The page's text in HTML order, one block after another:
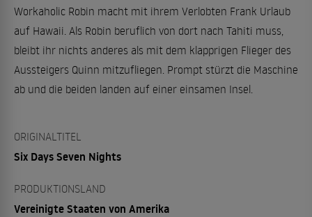
Workaholic Robin macht mit ihrem Verlobten Frank Urlaub
auf Hawaii. Als Robin beruflich von dort nach Tahiti muss,
bleibt ihr nichts anderes als mit dem klapprigen Flieger des
Aussteigers Quinn mitzufliegen. Prompt stürzt die Maschine
ab und die beiden landen auf einer einsamen Insel.
ORIGINALTITEL
Six Days Seven Nights
PRODUKTIONSLAND
Vereinigte Staaten von Amerika